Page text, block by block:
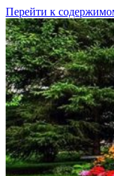
Перейти к